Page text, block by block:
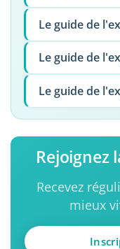
Le guide de
Le guide de
Le guide de
Rejoignez
Recevez
mieux